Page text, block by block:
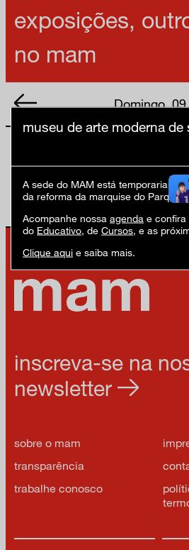
exposições,
no mam
Domingo,
Nenhum
inscreva-se na
newsletter
sobre o mam
transparência
trabalhe conosco
museu de arte moderna de
A sede do MAM está
da reforma da marquise do Parque
Acompanhe nossa agenda e confira
do Educativo, de Cursos, e as
Clique aqui e saiba mais.